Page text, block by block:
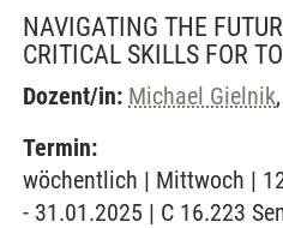
NAVIGATING THE
CRITICAL SKILLS FOR
Dozent/in: Michael Gielnik,
Termin:
wöchentlich | Mittwoch |
- 31.01.2025 | C 16.223